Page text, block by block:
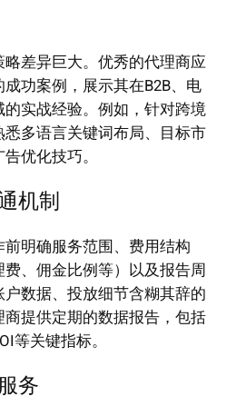
差异巨大。优秀的代理商应
功案例，展示其在B2B、电
实战经验。例如，针对跨境
多语言关键词布局、目标市
优化技巧。
机制
明确服务范围、费用结构
费、佣金比例等）以及报告周
数据、投放细节含糊其辞的
提供定期的数据报告，包括
等关键指标。
务